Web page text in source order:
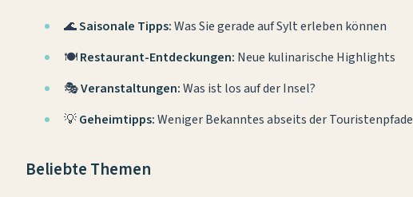
🌊Saisonale Tipps:Was Sie gerade auf Sylt erleben können
🍽️Restaurant-Entdeckungen: Neue kulinarische Highlights
🎭Veranstaltungen:Was ist los auf der Insel?
💡Geheimtipps:Weniger Bekanntes abseits der Touristenpfade
Beliebte Themen